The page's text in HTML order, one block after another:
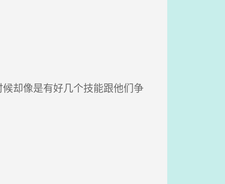
却像是有好几个技能跟他们争